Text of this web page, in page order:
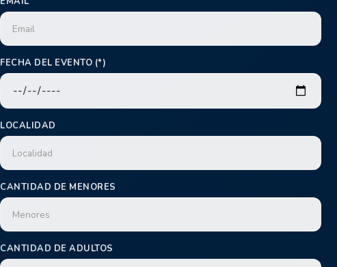
FECHA DEL EVENTO (*)
LOCALIDAD
CANTIDAD DE MENORES
CANTIDAD DE ADULTOS